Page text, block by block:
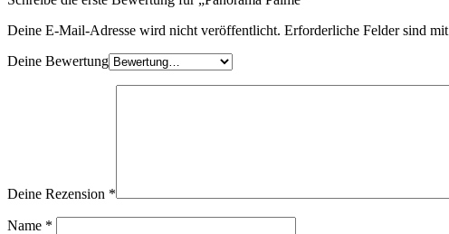
Deine E-Mail-Adresse wird nicht veröffentlicht. Erforderliche Felder sind mit
Deine Bewertung
Deine Rezension *
Name *